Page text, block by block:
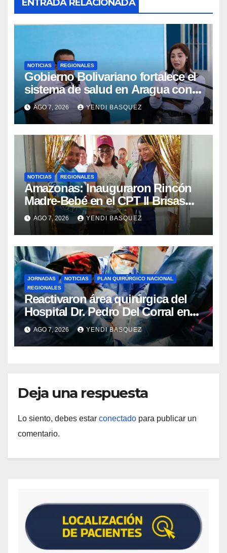
ENTRADA RELACIONADA
NOTICIAS REGIONALES
Gobierno Bolivariano fortalece el
sistema de salud en Aragua con
la reinauguración del CDI La Mora
AGO 7, 2026 YENDI BASQUEZ
NOTICIAS REGIONALES
​Amazonas: Inauguraron Rincón
Madre-Bebé en el CPT II Brisas
del Aeropuerto ​Inauguraron
Rincón
AGO 7, 2026 YENDI BASQUEZ
JORNADAS NOTICIAS
PLAN QUIRÚRGICO NACIONAL
REGIONALES
Reactivaron área quirúrgica del
Hospital Dr. Pedro Del Corral en
Guárico
AGO 7, 2026 YENDI BASQUEZ
Deja una respuesta
Lo siento, debes estar conectado para publicar un
comentario.